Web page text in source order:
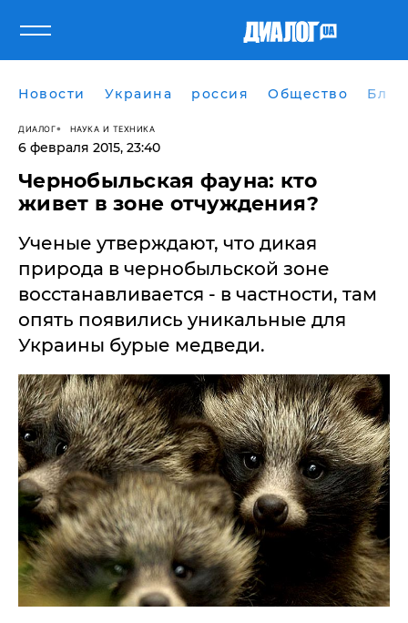
Новости Украина россия Общество
ДИАЛОГ НАУКА И ТЕХНИКА
6 февраля 2015, 23:40
Чернобыльская фауна: кто
живет в зоне отчуждения?
Ученые утверждают, что дикая
природа в чернобыльской зоне
восстанавливается - в частности, там
опять появились уникальные для
Украины бурые медведи.